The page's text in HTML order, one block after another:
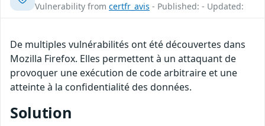
Vulnerability from certfr_avis - Published: - Updated:
De multiples vulnérabilités ont été découvertes dans
Mozilla Firefox. Elles permettent à un attaquant de
provoquer une exécution de code arbitraire et une
atteinte à la confidentialité des données.
Solution